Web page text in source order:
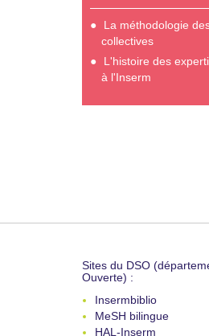
La méthodologie
collectives
L'histoire des
à l'Inserm
Sites du DSO
Ouverte) :
Insermbiblio
MeSH bilingue
HAL-Inserm